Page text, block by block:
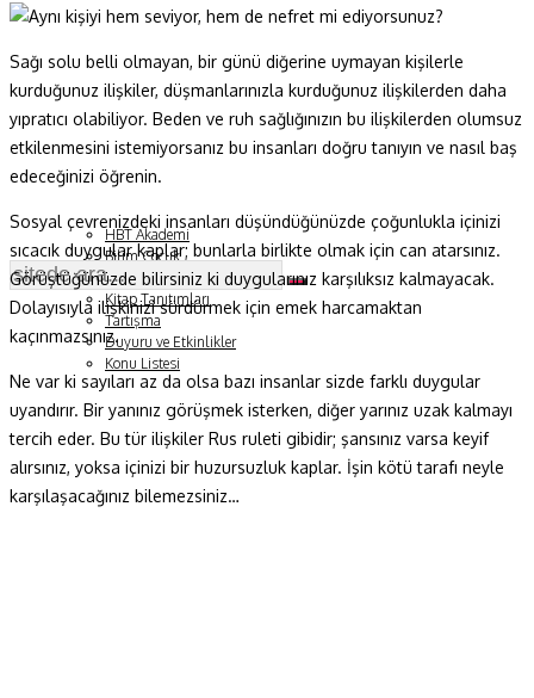
Sağlık
Fizik ve Uzay
Gezegenimiz
Teknoyaşam
HBT Akademi
Bilim Çocuk
Soru ve Yanıt
Kitap Tanıtımları
Tartışma
Duyuru ve Etkinlikler
Konu Listesi
Sağı solu belli olmayan, bir günü diğerine uymayan kişilerle
kurduğunuz ilişkiler, düşmanlarınızla kurduğunuz ilişkilerden daha
yıpratıcı olabiliyor. Beden ve ruh sağlığınızın bu ilişkilerden olumsuz
etkilenmesini istemiyorsanız bu insanları doğru tanıyın ve nasıl baş
edeceğinizi öğrenin.
Sosyal çevrenizdeki insanları düşündüğünüzde çoğunlukla içinizi
sıcacık duygular kaplar; bunlarla birlikte olmak için can atarsınız.
Görüştüğünüzde bilirsiniz ki duygularınız karşılıksız kalmayacak.
Dolayısıyla ilişkinizi sürdürmek için emek harcamaktan
kaçınmazsınız.
Ne var ki sayıları az da olsa bazı insanlar sizde farklı duygular
uyandırır. Bir yanınız görüşmek isterken, diğer yarınız uzak kalmayı
tercih eder. Bu tür ilişkiler Rus ruleti gibidir; şansınız varsa keyif
alırsınız, yoksa içinizi bir huzursuzluk kaplar. İşin kötü tarafı neyle
karşılaşacağınız bilemezsiniz…